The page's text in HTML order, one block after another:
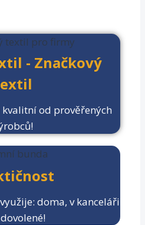
- Značkový
od prověřených
doma, v kanceláři